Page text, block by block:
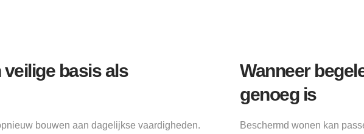
basis als
bouwen aan dagelijkse vaardigheden.
Wanneer
genoeg is
Beschermd wonen kan